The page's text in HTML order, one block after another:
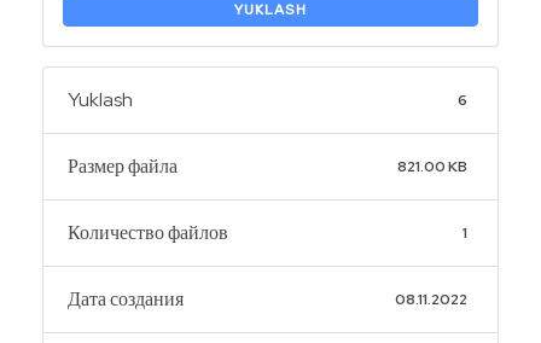
YUKLASH
Yuklash 6
Размер файла 821.00 KB
Количество файлов 1
Дата создания 08.11.2022